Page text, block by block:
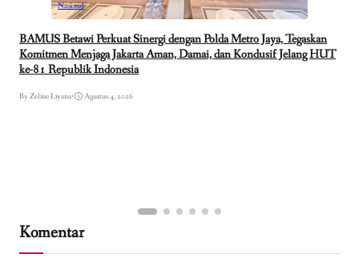
Nasional
BAMUS Betawi Perkuat Sinergi dengan Polda Metro Jaya, Tegaskan
Komitmen Menjaga Jakarta Aman, Damai, dan Kondusif Jelang HUT
ke-81 Republik Indonesia
By Zeline Liyana• Agustus 4, 2026
Komentar